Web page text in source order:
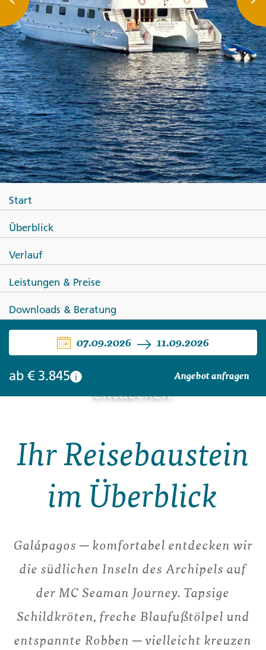
ECUADOR
Galápagos mit dem Schiff
entdecken
Start
Überblick
Verlauf
Leistungen & Preise
Downloads & Beratung
07.09.2026 11.09.2026
ab € 3.845 i Angebot anfragen
Ihr Reisebaustein
im Überblick
Galápagos ─ komfortabel entdecken wir
die südlichen Inseln des Archipels auf
der MC Seaman Journey. Tapsige
Schildkröten, freche Blaufußtölpel und
entspannte Robben ─ vielleicht kreuzen